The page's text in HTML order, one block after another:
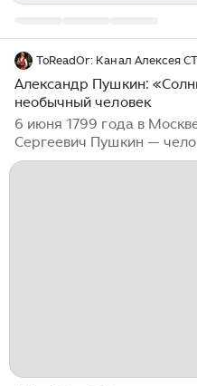
Александр Пушкин:
необычный человек
6 июня 1799 года в
Сергеевич Пушкин —
символом русской литературы. Его отец